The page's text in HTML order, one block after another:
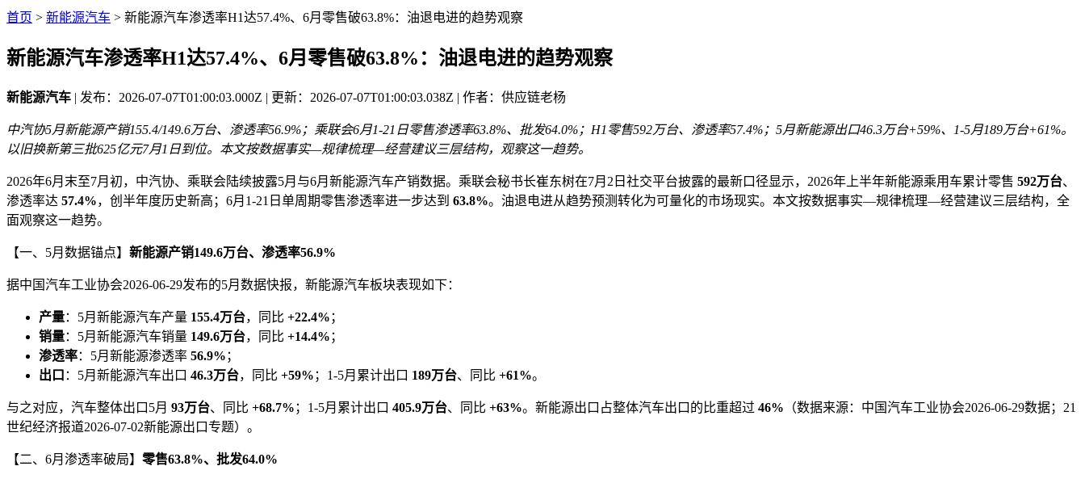
首页 > 新能源汽车 > 新能源汽车渗透率H1达57.4%、6月零售破63.8%：油退电进的趋势观察
新能源汽车渗透率H1达57.4%、6月零售破63.8%：油退电进的趋势观察
新能源汽车 | 发布：2026-07-07T01:00:03.000Z | 更新：2026-07-07T01:00:03.038Z | 作者：供应链老杨
中汽协5月新能源产销155.4/149.6万台、渗透率56.9%；乘联会6月1-21日零售渗透率63.8%、批发64.0%；H1零售592万台、渗透率57.4%；5月新能源出口46.3万台+59%、1-5月189万台+61%。
以旧换新第三批625亿元7月1日到位。本文按数据事实—规律梳理—经营建议三层结构，观察这一趋势。
2026年6月末至7月初，中汽协、乘联会陆续披露5月与6月新能源汽车产销数据。乘联会秘书长崔东树在7月2日社交平台披露的最新口径显示，2026年上半年新能源乘用车累计零售 592万台、
渗透率达 57.4%，创半年度历史新高；6月1-21日单周期零售渗透率进一步达到 63.8%。油退电进从趋势预测转化为可量化的市场现实。本文按数据事实—规律梳理—经营建议三层结构，全
面观察这一趋势。
【一、5月数据锚点】 新能源产销149.6万台、渗透率56.9%
据中国汽车工业协会2026-06-29发布的5月数据快报，新能源汽车板块表现如下：
产量：5月新能源汽车产量 155.4万台，同比 +22.4% ；
销量：5月新能源汽车销量 149.6万台，同比 +14.4% ；
渗透率：5月新能源渗透率 56.9% ；
出口 ：5月新能源汽车出口 46.3万台，同比 +59% ；1-5月累计出口 189万台、同比 +61%。
与之对应，汽车整体出口5月 93万台、同比 +68.7% ；1-5月累计出口 405.9万台、同比 +63%。新能源出口占整体汽车出口的比重超过 46% （数据来源：中国汽车工业协会2026-06-29数据；21
世纪经济报道2026-07-02新能源出口专题）。
【二、6月渗透率破局】 零售63.8%、批发64.0%